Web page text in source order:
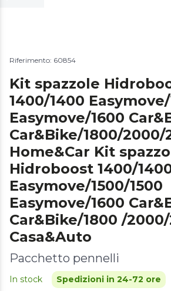
Riferimento: 60854
Kit spazzole
1400/1400
Easymove/1600
Car&Bike/1800/2000/
Home&Car Kit
Hidroboost 1400/
Easymove/1500/1500
Easymove/1600
Car&Bike/1800 /
Casa&Auto
Pacchetto pennelli
In stock Spedizioni in 24-72 ore